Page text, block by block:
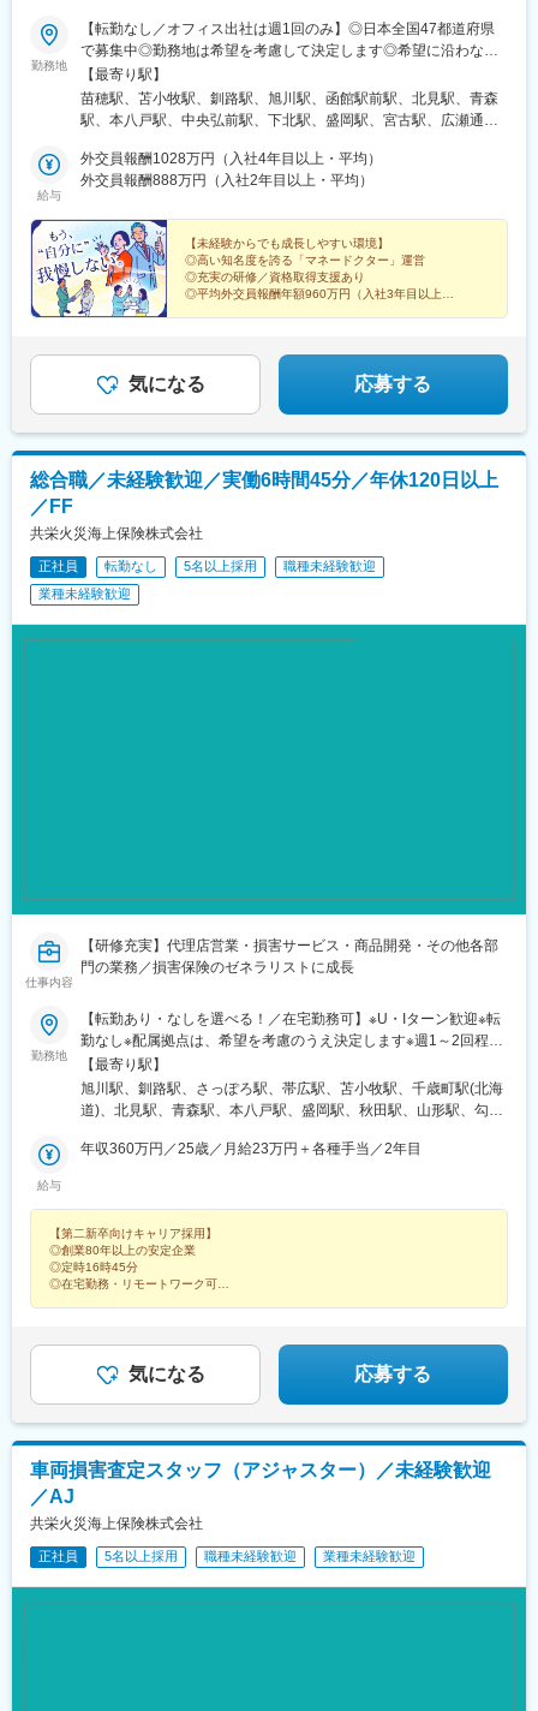
駅、越中島駅、有明テニスの森駅、亀戸水神駅、青物横丁駅、下
神明駅、鮫洲駅、新宿西口駅、新宿駅、南阿佐ケ谷駅、浜田山
駅、上野御徒町駅、上野駅、立川南駅、人形町駅、三越前駅、銀
座駅、東池袋四丁目駅、豊島園駅(都営線)、新江古田駅、京王八王
子駅、久米川駅、桜街道駅、府中本町駅、後楽園駅、明治神宮前
駅、高輪ゲートウェイ駅、奥沢駅、海老名駅(相鉄・小田急)、京急
川崎駅、新川崎駅、新丸子駅、逗子・葉山駅、汐入駅、新高島
駅、九条駅(京都府)、四宮駅、天王寺駅前駅、大阪駅、西大橋駅、
品二丁目駅、屋島駅、知寄町一丁目駅、旦過駅、天神南駅、櫛田
神社前駅、五島町駅、都通駅、川越駅、京成八幡駅、栄町駅(千葉
県)、東海神駅、志茂駅、有明駅(東京都)、西大島駅、西武新宿
駅、南新宿駅、西新宿駅、御徒町駅、立川北駅、茅場町駅、向原
駅(東京都)、都電雑司ケ谷駅、桜台駅(東京都)、新桜台駅、府中競
京都市役所前駅、心斎橋駅、東梅田駅、元町駅(兵庫県)、三宮・花
時計前駅、山陽姫路駅、岡山駅、稲荷町駅(広島県)、中電前駅、眉
山ロープウェイ山麓駅、高松築港駅、堀詰駅、西小倉駅、東中間
駅、花畑駅、原爆資料館駅、中佐世保駅、通町筋駅、加治屋町
駅、牧志駅、市役所前駅(北海道)、勾当台公園駅、宮城野通駅、宇
駅、小伝馬町駅、仲御徒町駅、奥沢駅、立川南駅、秋葉原駅、日
ノ出町駅、横浜駅、桜木町駅、桜橋駅(富山県)、福井駅、新浜松
橋駅、大阪梅田駅(阪神線)、神戸三宮駅(阪急・神戸高速)、田町駅
(岡山県)、松川町駅、本通駅、瓦町駅、南堀端駅、デンテツターミ
ナルビル前駅、平和通駅、大橋駅(長崎県)、佐世保駅、九品寺交差
点駅、甲東中学校前駅、県庁前駅(沖縄県)
勤務地
【転勤なし／オフィス出社は週1回のみ】◎日本全国47都道府県
で募集中◎勤務地は希望を考慮して決定します◎希望に沿わない
転勤はありません＜本社＞■東京都台東区浅草橋1-1-8 FP浅草橋ビ
ル・JR中央・総武線『浅草橋駅』西口出口より徒歩約2分・都営
地下鉄浅草線『浅草橋駅』A2出口より徒歩約3分・JR総武線快速
禁煙）▼勤務地の詳細は以下をご確認ください
【最寄り駅】
苗穂駅、苫小牧駅、釧路駅、旭川駅、函館駅前駅、北見駅、青森
駅、本八戸駅、中央弘前駅、下北駅、盛岡駅、宮古駅、広瀬通
駅、南長井駅、さくらんぼ東根駅、郡山駅(福島県)、いわき駅、福
島駅(福島県)、小見川駅、つくば駅、偕楽園駅、東宿郷駅、小山
(埼玉県)、川越駅、御花畑駅、南浦和駅、東松山駅、深谷駅、葭川
公園駅、京成成田駅、海浜幕張駅、船橋駅、柏駅、水道橋駅、末
広町駅(東京都)、馬喰町駅、吉祥寺駅、町田駅、自由が丘駅、立川
駅、京王八王子駅、岩本町駅、日本大通り駅、伊勢佐木長者町
駅、藤沢駅、平塚駅、沼津駅、高島町駅、馬車道駅、みなとみら
前駅(長野県)、信濃荒井駅、電気ビル前駅、北鉄金沢駅、仁愛女子
高校駅、敦賀駅、西岐阜駅、高山駅、多治見駅、新静岡駅、富士
駅、手柄駅、新大宮駅、和歌山市駅、鳥取駅、松江駅、電鉄出雲
市駅、岡山駅前駅、銀山町駅、福山駅、袋町駅、新山口駅、徳山
まや橋駅、博多駅、小倉駅(福岡県)、東比恵駅、通谷駅、西鉄久留
米駅、佐賀駅、平和公園駅、佐世保中央駅、水道町駅、大分駅、
中津駅(大分県)、宮崎駅、高見馬場駅、隼人駅、美栄橋駅、バスセ
ンター前駅、函館駅、弘前駅、青葉通一番町駅、愛宕橋駅、長井
駅、京成船橋駅、九段下駅、上野広小路駅、馬喰横山駅、九品仏
駅、新豊橋駅、栄駅(愛知県)、大津駅、丸太町駅(京都市営)、四ツ
(岡山県)、松川町駅、本通駅、瓦町駅、南堀端駅、デンテツターミ
ナルビル前駅、平和通駅、大橋駅(長崎県)、佐世保駅、九品寺交差
給与
外交員報酬1028万円（入社4年目以上・平均）
外交員報酬888万円（入社2年目以上・平均）
【未経験からでも成長しやすい環境】
◎高い知名度を誇る「マネードクター」運営
◎充実の研修／資格取得支援あり
◎平均外交員報酬年額960万円（入社3年目以上）
気になる 応募する
総合職／未経験歓迎／実働6時間45分／年休120日以上
／FF
共栄火災海上保険株式会社
正社員 転勤なし 5名以上採用
職種未経験歓迎
業種未経験歓迎
仕事内容
【研修充実】代理店営業・損害サービス・商品開発・その他各部
門の業務／損害保険のゼネラリストに成長
勤務地
【転勤あり・なしを選べる！／在宅勤務可】※U・Iターン歓迎※転
勤なし※配属拠点は、希望を考慮のうえ決定します※週1～2回程度
の在宅勤務・リモートワークも行っています以下2つの勤務形態か
らお選びいただけます。【A】全国型総合職：全国転勤可能※全国
各地に社宅完備※初期配属地を考慮します【B】ワイドエリア型総
国各地に社宅完備※北海道/東北/関東甲信越/北陸東海/中国四国/九
の拠点をご案内させていただきます。
【最寄り駅】
旭川駅、釧路駅、さっぽろ駅、帯広駅、苫小牧駅、千歳町駅(北海
道)、北見駅、青森駅、本八戸駅、盛岡駅、秋田駅、山形駅、勾当
東武宇都宮駅、倉賀野駅、高崎駅、北大宮駅、川越駅、京成千葉
駅、市役所前駅(長野県)、飯田駅(長野県)、名鉄岐阜駅、多治見
駅、網代駅、沼津駅、吉原本町駅、新清水駅、新静岡駅、島田駅
(静岡県)、遠州病院駅、三河安城駅、駅前駅、丸の内駅(愛知県)、
あすなろう四日市駅、津新町駅、草津駅(滋賀県)、九条駅(京都
田中口駅、鳥取駅、松江しんじ湖温泉駅、岡山駅、市役所前駅(広
島県)、福山駅、下関駅、新山口駅、眉山ロープウェイ山麓駅、瓦
町駅、今治駅、勝山町駅、高知城前駅、西鉄久留米駅、新飯塚
壺川駅、札幌駅、新川町駅(北海道)、広瀬通駅、千葉駅、仲ノ町
駅、新橋駅、東池袋駅、立川駅、川崎駅、志貴野中学校前駅、栄
通り駅、駅前大通駅、伏見駅(愛知県)、近鉄四日市駅、京都駅、北
山駅前駅、鷹野橋駅、徳島駅、栗林駅、大街道駅、県庁前駅(高知
県)、西鉄福岡駅、旦過駅、大波止駅、通町筋駅、鹿児島中央駅前
駅、奥武山公園駅、大通駅、昭和橋駅、青葉通一番町駅、新千葉
給与
年収360万円／25歳／月給23万円＋各種手当／2年目
【第二新卒向けキャリア採用】
◎創業80年以上の安定企業
◎定時16時45分
◎在宅勤務・リモートワーク可
「研修制度が充実しています」と語る社員にインタビュー！
気になる 応募する
車両損害査定スタッフ（アジャスター）／未経験歓迎
／AJ
共栄火災海上保険株式会社
正社員 5名以上採用 職種未経験歓迎 業種未経験歓迎